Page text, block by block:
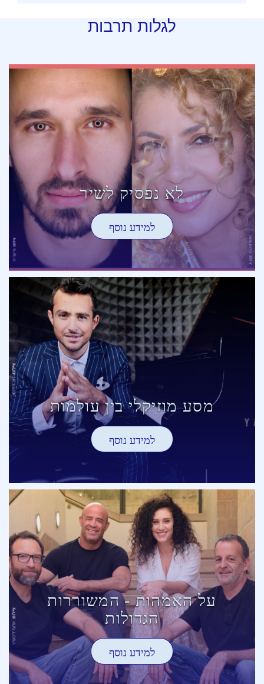
לגלות תרבות
לא נפסיק לשיר
למידע נוסף
מסע מוזיקלי בין עולמות
למידע נוסף
על האמהות - המשוררות
הגדולות
למידע נוסף